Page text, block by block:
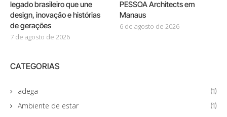
legado brasileiro que une
design, inovação e histórias
de gerações
7 de agosto de 2026
PESSOA Architects em
Manaus
6 de agosto de 2026
CATEGORIAS
adega (1)
Ambiente de estar (1)